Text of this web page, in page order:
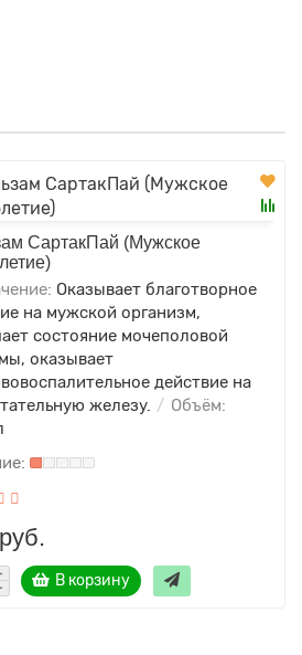
СартакПай (Мужское
Оказывает благотворное
на мужской организм,
состояние мочеполовой
оказывает
действие на
железу.
Объём:
В корзину